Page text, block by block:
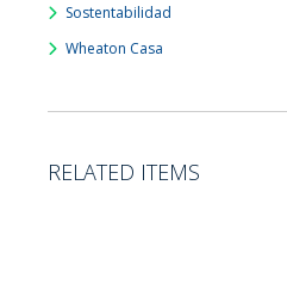
Sostentabilidad
Wheaton Casa
RELATED ITEMS